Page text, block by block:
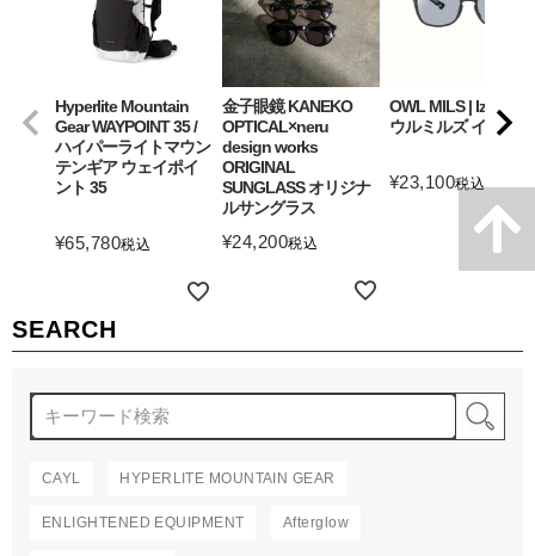
SEARCH
CAYL HYPERLITE MOUNTAIN GEAR
ENLIGHTENED EQUIPMENT Afterglow
Hyperlite Mountain
Gear WAYPOINT 35 /
ハイパーライトマウン
テンギア ウェイポイ
ント 35
¥65,780税込
金子眼鏡 KANEKO
OPTICAL×neru
design works
ORIGINAL
SUNGLASS オリジナ
ルサングラス
¥24,200税込
OWL MILS | Izanagi
ウルミルズ イザナギ
¥23,100税込
詳細を見る